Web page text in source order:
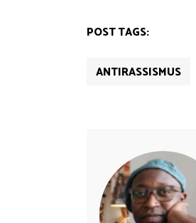
POST TAGS:
ANTIRASSISMUS